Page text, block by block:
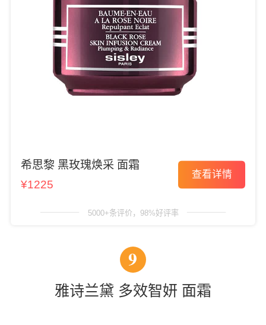
希思黎 黑玫瑰焕采 面霜
¥1225
查看详情
5000+条评价，98%好评率
9
雅诗兰黛 多效智妍 面霜